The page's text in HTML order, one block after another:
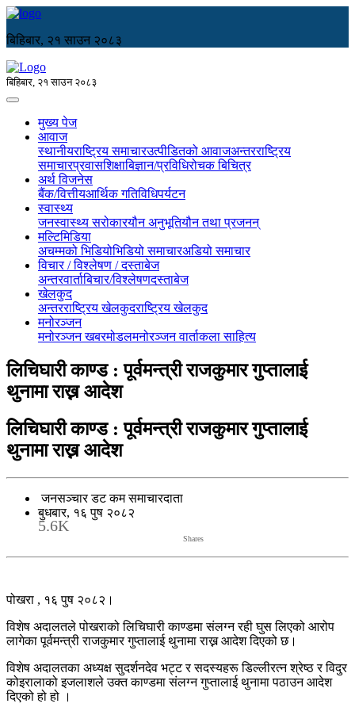
बिहिबार, २१ साउन २०८३
बिहिबार, २१ साउन २०८३
मुख्य पेज
आवाज
स्थानीयराष्ट्रिय समाचारउत्पीडितको आवाजअन्तरराष्ट्रिय
समाचारप्रवासशिक्षाबिज्ञान/प्रविधिरोचक बिचित्र
अर्थ विजनेस
बैंक/वित्तीयआर्थिक गतिविधिपर्यटन
स्वास्थ्य
जनस्वास्थ्य सरोकारयौन अनुभूतियौन तथा प्रजनन्
मल्टिमिडिया
अचम्मको भिडियोभिडियो समाचारअडियो समाचार
विचार / विश्लेषण / दस्ताबेज
अन्तरवार्ताबिचार/विश्लेषणदस्ताबेज
खेलकुद
अन्तरराष्ट्रिय खेलकुदराष्ट्रिय खेलकुद
मनोरञ्जन
मनोरञ्जन खबरमोडलमनोरञ्जन वार्ताकला साहित्य
लिचिघारी काण्ड : पूर्वमन्त्री राजकुमार गुप्तालाई
थुनामा राख्न आदेश
लिचिघारी काण्ड : पूर्वमन्त्री राजकुमार गुप्तालाई
थुनामा राख्न आदेश
जनसञ्चार डट कम समाचारदाता
बुधबार, १६ पुष २०८२
5.6K
Shares
पोखरा , १६ पुष २०८२।
विशेष अदालतले पोखराको लिचिघारी काण्डमा संलग्न रही घुस लिएको आरोप
लागेका पूर्वमन्त्री राजकुमार गुप्तालाई थुनामा राख्न आदेश दिएको छ।
विशेष अदालतका अध्यक्ष सुदर्शनदेव भट्ट र सदस्यहरू डिल्लीरत्न श्रेष्ठ र विदुर
कोइरालाको इजलाशले उक्त काण्डमा संलग्न गुप्तालाई थुनामा पठाउन आदेश
दिएको हो हो ।